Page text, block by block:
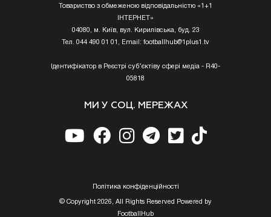
Товариство з обмеженою відповідальністю «1+1
ІНТЕРНЕТ»
04080, м. Київ, вул. Кирилівська, буд. 23
Тел. 044 490 01 01, Email: footballhub@1plus1.tv
Ідентифікатор в Реєстрі суб’єктіву сфері медіа - R40-
05818
МИ У СОЦ. МЕРЕЖАХ
Полiтика конфiденцiйностi
© Copyright 2026, All Rights Reserved Powered by
FootballHub